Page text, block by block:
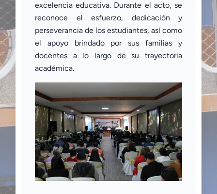
excelencia educativa. Durante el acto, se
reconoce el esfuerzo, dedicación y
perseverancia de los estudiantes, así como
el apoyo brindado por sus familias y
docentes a lo largo de su trayectoria
académica.